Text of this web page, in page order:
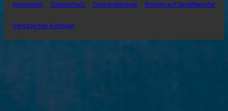
Impressum Datenschutz Cookie-Manager Werben auf SegelReporter
Verträge hier kündigen